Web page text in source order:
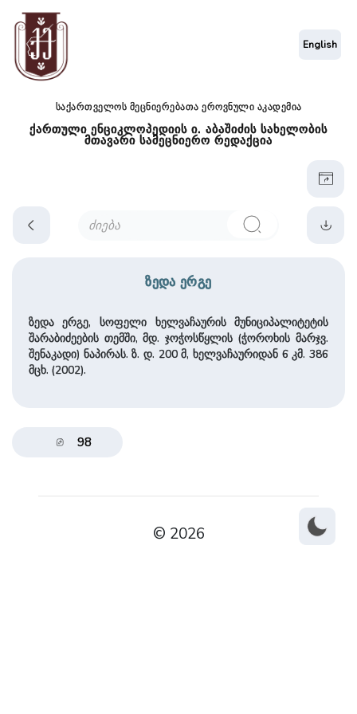
საქართველოს მეცნიერებათა ეროვნული აკადემია
ქართული ენციკლოპედიის ი. აბაშიძის სახელობის
მთავარი სამეცნიერო რედაქცია
English
ზედა ერგე
ზედა ერგე, სოფელი ხელვაჩაურის მუნიციპალიტეტის
შარაბიძეების თემში, მდ. ჯოჭოსწყლის (ჭოროხის მარჯვ.
შენაკადი) ნაპირას. ზ. დ. 200 მ, ხელვაჩაურიდან 6 კმ. 386
მცხ. (2002).
98
© 2026